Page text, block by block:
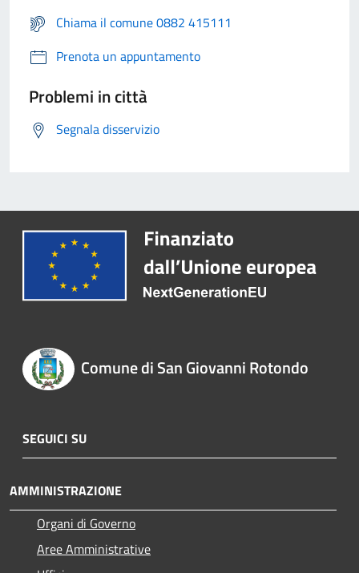
Chiama il comune 0882 415111
Prenota un appuntamento
Problemi in città
Segnala disservizio
Comune di San Giovanni Rotondo
SEGUICI SU
AMMINISTRAZIONE
Organi di Governo
Aree Amministrative